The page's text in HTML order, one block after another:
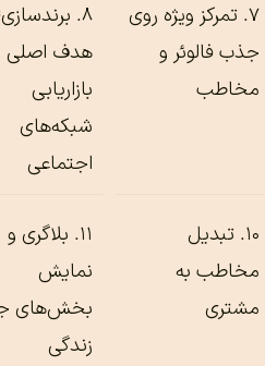
تمرکز ویژه روی
جذب فالوئر و
مخاطب
هدف اصلی
بازاریابی
شبکه‌های
اجتماعی
تبدیل
مخاطب به
مشتری
بلاگری و
نمایش
بخش‌های
زندگی